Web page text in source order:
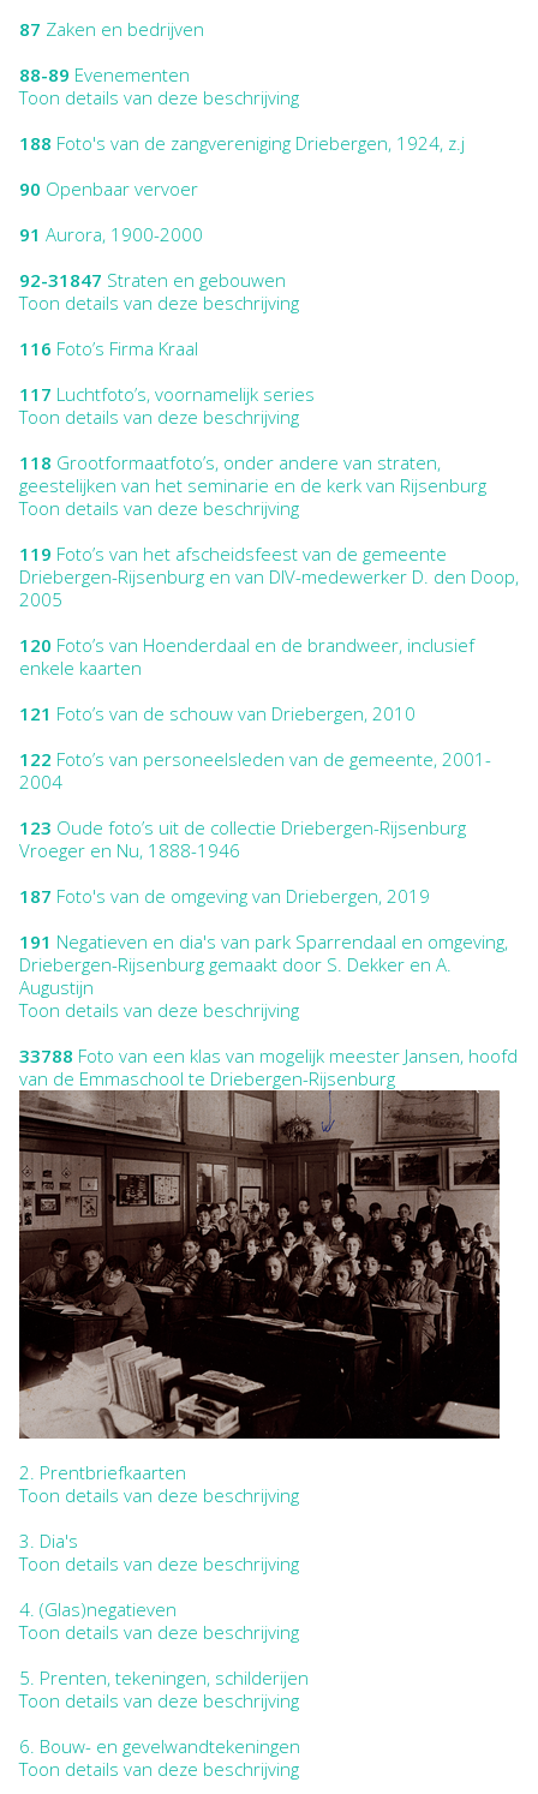
87 Zaken en bedrijven
88-89 Evenementen
Toon details van deze beschrijving
188 Foto's van de zangvereniging Driebergen, 1924, z.j
90 Openbaar vervoer
91 Aurora, 1900-2000
92-31847 Straten en gebouwen
Toon details van deze beschrijving
116 Foto’s Firma Kraal
117 Luchtfoto’s, voornamelijk series
Toon details van deze beschrijving
118 Grootformaatfoto’s, onder andere van straten,
geestelijken van het seminarie en de kerk van Rijsenburg
Toon details van deze beschrijving
119 Foto’s van het afscheidsfeest van de gemeente
Driebergen-Rijsenburg en van DIV-medewerker D. den Doop,
2005
120 Foto’s van Hoenderdaal en de brandweer, inclusief
enkele kaarten
121 Foto’s van de schouw van Driebergen, 2010
122 Foto’s van personeelsleden van de gemeente, 2001-
2004
123 Oude foto’s uit de collectie Driebergen-Rijsenburg
Vroeger en Nu, 1888-1946
187 Foto's van de omgeving van Driebergen, 2019
191 Negatieven en dia's van park Sparrendaal en omgeving,
Driebergen-Rijsenburg gemaakt door S. Dekker en A.
Augustijn
Toon details van deze beschrijving
33788 Foto van een klas van mogelijk meester Jansen, hoofd
van de Emmaschool te Driebergen-Rijsenburg
2. Prentbriefkaarten
Toon details van deze beschrijving
3. Dia's
Toon details van deze beschrijving
4. (Glas)negatieven
Toon details van deze beschrijving
5. Prenten, tekeningen, schilderijen
Toon details van deze beschrijving
6. Bouw- en gevelwandtekeningen
Toon details van deze beschrijving